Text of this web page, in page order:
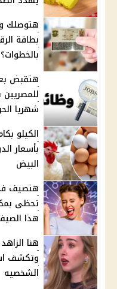
هتوصلك
بالخطوات؟
هتقبض
شهريا
الكيلو
بأسعار
البيض
تحظى
هذا
هنا
وتكشف
الشخصيه